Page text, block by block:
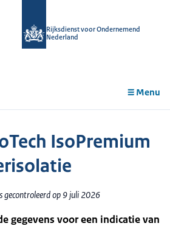
Rijksdienst voor Ondernemend
Nederland
Menu
IsoPremium
gecontroleerd op 9 juli 2026
gegevens voor een indicatie van